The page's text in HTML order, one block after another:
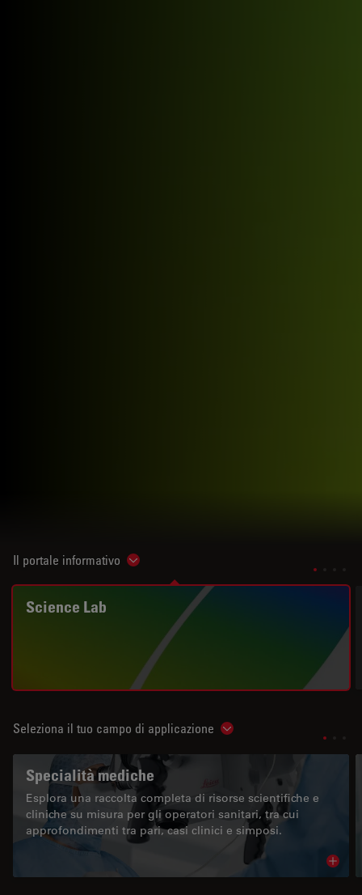
Il portale informativo Show subnavigation
Science Lab
Seleziona il tuo campo di applicazione Show subnavigation
Specialità mediche
Esplora una raccolta completa di risorse scientifiche e
cliniche su misura per gli operatori sanitari, tra cui
approfondimenti tra pari, casi clinici e simposi.